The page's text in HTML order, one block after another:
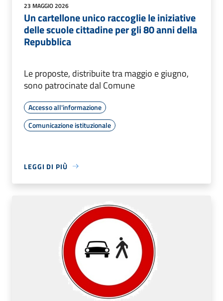
23 MAGGIO 2026
Un cartellone unico raccoglie le iniziative
delle scuole cittadine per gli 80 anni della
Repubblica
Le proposte, distribuite tra maggio e giugno,
sono patrocinate dal Comune
Accesso all'informazione
Comunicazione istituzionale
LEGGI DI PIÙ